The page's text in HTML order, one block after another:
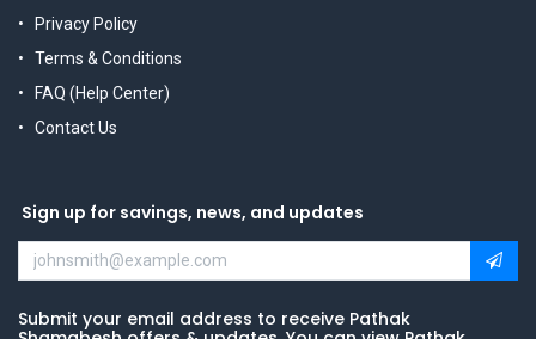
Privacy Policy
Terms & Conditions
FAQ (Help Center)
Contact Us
Sign up for savings, news, and updates
Submit your email address to receive Pathak